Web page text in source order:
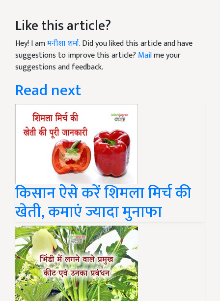
Like this article?
Hey! I amमनीशा शर्मा. Did you liked this article and have
suggestions to improve this article? Mailme your
suggestions and feedback.
Read next
किसान ऐसे करें शिमला मिर्च की
खेती, कमाएं ज्यादा मुनाफा